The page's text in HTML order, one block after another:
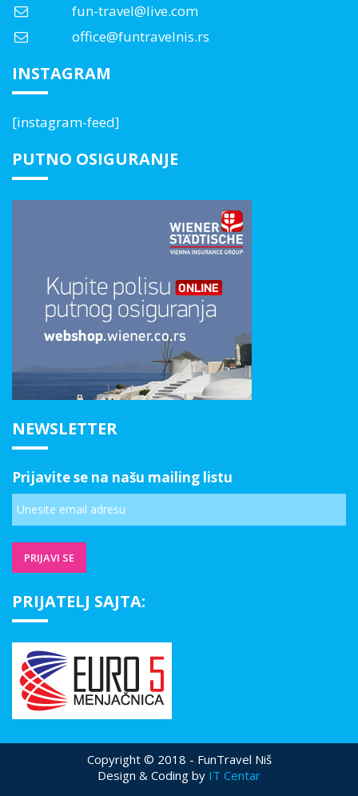
fun-travel@live.com
office@funtravelnis.rs
INSTAGRAM
[instagram-feed]
PUTNO OSIGURANJE
NEWSLETTER
Prijavite se na našu mailing listu
PRIJATELJ SAJTA:
Copyright © 2018 - FunTravel Niš
Design & Coding by IT Centar